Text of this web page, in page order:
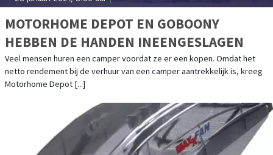
MOTORHOME DEPOT EN GOBOONY
HEBBEN DE HANDEN INEENGESLAGEN
Veel mensen huren een camper voordat ze er een kopen. Omdat het
netto rendement bij de verhuur van een camper aantrekkelijk is, kreeg
Motorhome Depot [...]